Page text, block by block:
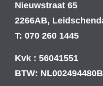
Nieuwstraat 65
2266AB,
T: 070 260 1445
Kvk : 56041551
BTW: